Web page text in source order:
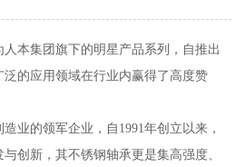
本集团旗下的明星产品系列，自推出
的应用领域在行业内赢得了高度赞
业的领军企业，自1991年创立以来，
创新，其不锈钢轴承更是集高强度、